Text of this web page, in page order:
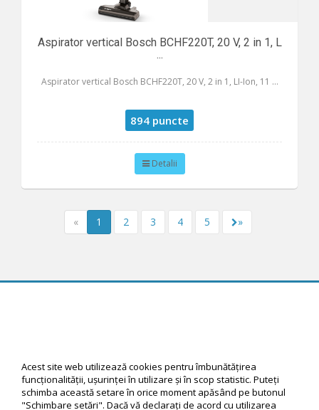
Aspirator vertical Bosch BCHF220T, 20 V, 2 in 1, L
...
Aspirator vertical Bosch BCHF220T, 20 V, 2 in 1, LI-Ion, 11 ...
894 puncte
Detalii
« 1 2 3 4 5 »
Acest site web utilizează cookies pentru îmbunătăţirea
funcţionalităţii, uşurinţei în utilizare şi în scop statistic. Puteţi
schimba această setare în orice moment apăsând pe butonul
"Schimbare setări". Dacă vă declaraţi de acord cu utilizarea